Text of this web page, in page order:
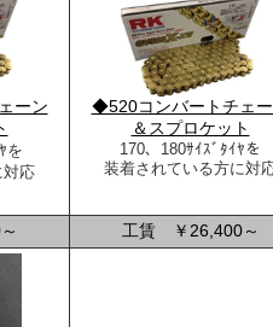
ーン
を
対応
◆520コンバートチェ
＆スプロケット
170、180ｻｲｽﾞﾀｲﾔを
装着されている方に対
工賃 ￥26,400～